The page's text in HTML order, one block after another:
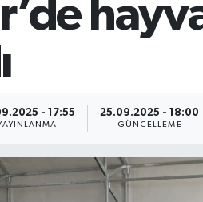
- 17:55 25.09.2025 - 18:00
GÜNCELLEME